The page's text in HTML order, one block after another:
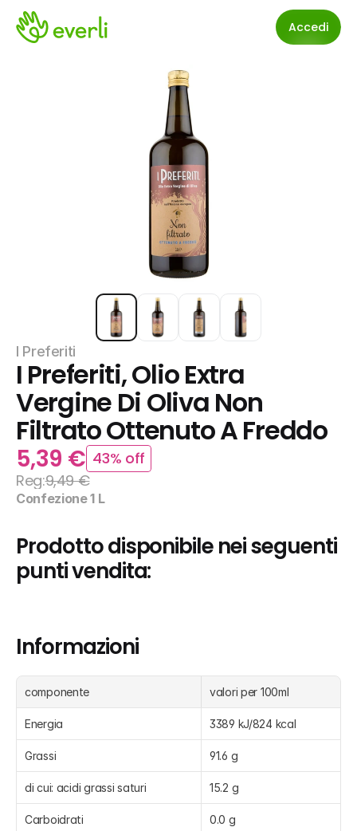
Accedi
I Preferiti
I Preferiti, Olio Extra
Vergine Di Oliva Non
Filtrato Ottenuto A Freddo
5,39 € 43% off
Reg:9,49 €
Confezione 1 L
Prodotto disponibile nei seguenti
punti vendita:
Informazioni
componente valori per 100ml
Energia 3389 kJ/824 kcal
Grassi 91.6 g
di cui: acidi grassi saturi 15.2 g
Carboidrati 0.0 g